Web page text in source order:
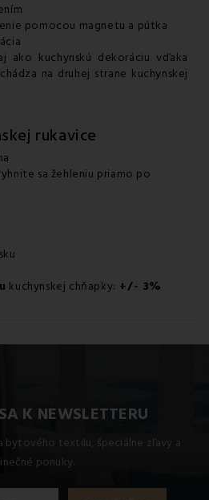
pomocou magnetu a pútka
ako kuchynskú dekoráciu vďaka
na druhej strane kuchynskej
rukavice
sa žehleniu priamo po
kuchynskej chňapky: +/- 3%
K NEWSLETTERU
bytového textilu, špeciálne zľavy a
ponuky.